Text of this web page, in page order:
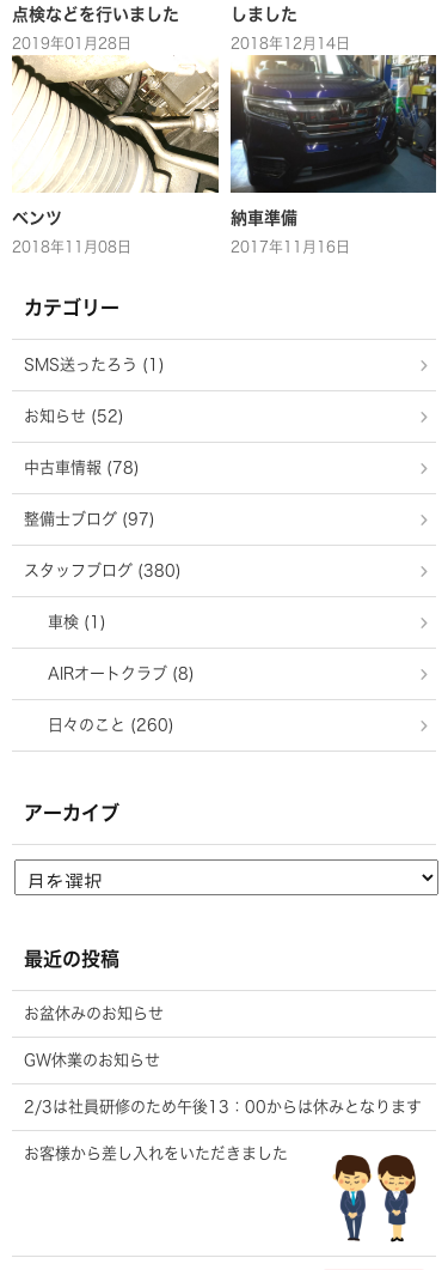
点検などを行いました
2019年01月28日
しました
2018年12月14日
ベンツ
2018年11月08日
納車準備
2017年11月16日
カテゴリー
SMS送ったろう (1)
お知らせ (52)
中古車情報 (78)
整備士ブログ (97)
スタッフブログ (380)
車検 (1)
AIRオートクラブ (8)
日々のこと (260)
アーカイブ
最近の投稿
お盆休みのお知らせ
GW休業のお知らせ
2/3は社員研修のため午後13：00からは休みとなります
お客様から差し入れをいただきました